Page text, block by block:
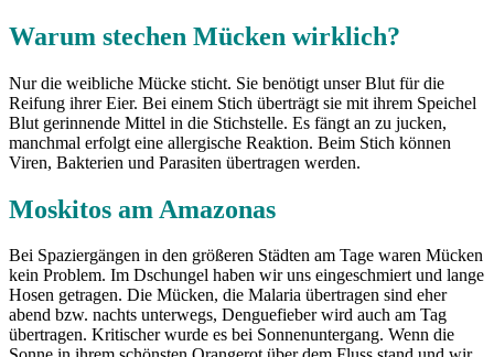
Warum stechen Mücken wirklich?
Nur die weibliche Mücke sticht. Sie benötigt unser Blut für die
Reifung ihrer Eier. Bei einem Stich überträgt sie mit ihrem Speichel
Blut gerinnende Mittel in die Stichstelle. Es fängt an zu jucken,
manchmal erfolgt eine allergische Reaktion. Beim Stich können
Viren, Bakterien und Parasiten übertragen werden.
Moskitos am Amazonas
Bei Spaziergängen in den größeren Städten am Tage waren Mücken
kein Problem. Im Dschungel haben wir uns eingeschmiert und lange
Hosen getragen. Die Mücken, die Malaria übertragen sind eher
abend bzw. nachts unterwegs, Denguefieber wird auch am Tag
übertragen. Kritischer wurde es bei Sonnenuntergang. Wenn die